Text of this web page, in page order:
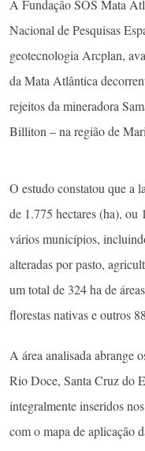
A Fundação SOS Mata
Nacional de Pesquisas
geotecnologia Arcplan,
da Mata Atlântica
rejeitos da mineradora
Billiton – na região de
O estudo constatou que a
de 1.775 hectares (ha), ou
vários municípios,
alteradas por pasto,
um total de 324 ha de
florestas nativas e outros
A área analisada abrange
Rio Doce, Santa Cruz do
integralmente inseridos
com o mapa de aplicação